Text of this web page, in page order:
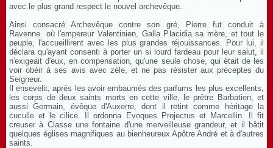
avec le plus grand respect le nouvel archevêque.
Ainsi consacré Archevêque contre son gré, Pierre fut conduit à
Ravenne. où l'empereur Valentinien, Galla Placidia sa mère, et tout le
peuple, l'accueillirent avec les plus grandes réjouissances. Pour lui, il
déclara qu'ayant consenti à porter un si lourd fardeau pour leur salut, il
n'exigeait d'eux, en compensation, qu'une seule chose, qui était de les
voir obéir à ses avis avec zèle, et ne pas résister aux préceptes du
Seigneur.
Il ensevelit, après les avoir embaumés des parfums les plus excellents,
les corps de deux saints morts en cette ville, le prêtre Barbatien, et
aussi Germain, évêque d'Auxerre, dont il retint comme héritage la
cuculle et le cilice. Il ordonna Evoques Projectus et Marcellin. Il fit
creuser à Classe une fontaine d'une merveilleuse grandeur, et il bâtit
quelques églises magnifiques au bienheureux Apôtre André et à d'autres
saints.